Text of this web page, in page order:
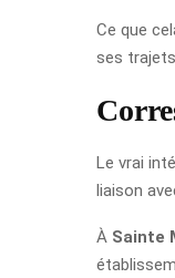
Ce que
ses trajets
Le vrai
liaison
À Sainte